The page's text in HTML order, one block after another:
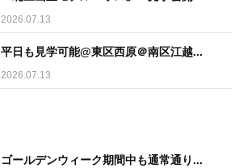
2026.07.13
平日も見学可能@東区西原＠南区江越...
2026.07.13
ゴールデンウィーク期間中も通常通り...